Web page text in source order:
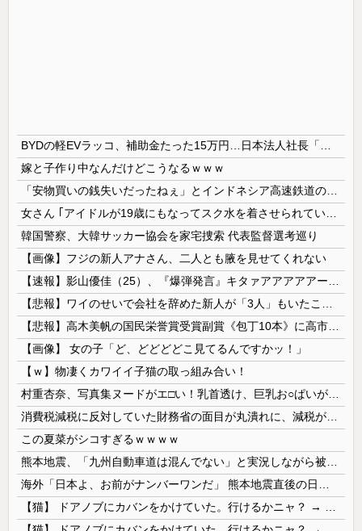
嫁と子作り中なんだけどこうなるｗｗｗ
韓国警察、大韓サッカー協会を家宅捜索 代表監督選考巡り
【画像】フジの新人アナさん、二人とも腋を見せてくれない
【画像】 女の子「ど、どどどどこ見てるんですかッ！」
【ｗ】物凄くカワイイ子猫の取っ組み合い！
この夏菜がシコすぎるｗｗｗｗ